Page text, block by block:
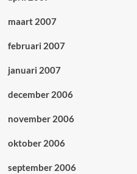
maart 2007
februari 2007
januari 2007
december 2006
november 2006
oktober 2006
september 2006